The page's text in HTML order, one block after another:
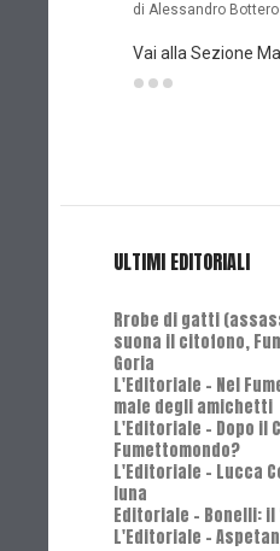
di Alessandro
Vai alla Sezione
ULTIMI EDITORIALI
Rrobe di gatti
suona il citofono,
Goria
L'Editoriale - Nel
male degli amichetti
L'Editoriale - Dopo il
Fumettomondo?
L'Editoriale - Lucca
luna
Editoriale - Bonelli: il
L'Editoriale -